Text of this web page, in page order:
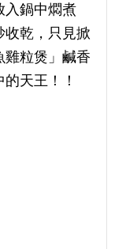
入鍋中燜煮
收乾，只見掀
雞粒煲」鹹香
天王！！